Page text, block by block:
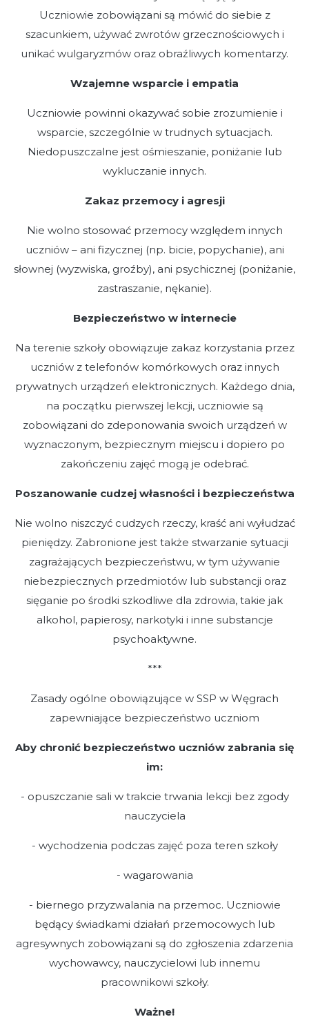
Uczniowie zobowiązani są mówić do siebie z
szacunkiem, używać zwrotów grzecznościowych i
unikać wulgaryzmów oraz obraźliwych komentarzy.
Wzajemne wsparcie i empatia
Uczniowie powinni okazywać sobie zrozumienie i
wsparcie, szczególnie w trudnych sytuacjach.
Niedopuszczalne jest ośmieszanie, poniżanie lub
wykluczanie innych.
Zakaz przemocy i agresji
Nie wolno stosować przemocy względem innych
uczniów – ani fizycznej (np. bicie, popychanie), ani
słownej (wyzwiska, groźby), ani psychicznej (poniżanie,
zastraszanie, nękanie).
Bezpieczeństwo w internecie
Na terenie szkoły obowiązuje zakaz korzystania przez
uczniów z telefonów komórkowych oraz innych
prywatnych urządzeń elektronicznych. Każdego dnia,
na początku pierwszej lekcji, uczniowie są
zobowiązani do zdeponowania swoich urządzeń w
wyznaczonym, bezpiecznym miejscu i dopiero po
zakończeniu zajęć mogą je odebrać.
Poszanowanie cudzej własności i bezpieczeństwa
Nie wolno niszczyć cudzych rzeczy, kraść ani wyłudzać
pieniędzy. Zabronione jest także stwarzanie sytuacji
zagrażających bezpieczeństwu, w tym używanie
niebezpiecznych przedmiotów lub substancji oraz
sięganie po środki szkodliwe dla zdrowia, takie jak
alkohol, papierosy, narkotyki i inne substancje
psychoaktywne.
***
Zasady ogólne obowiązujące w SSP w Węgrach
zapewniające bezpieczeństwo uczniom
Aby chronić bezpieczeństwo uczniów zabrania się
im:
- opuszczanie sali w trakcie trwania lekcji bez zgody
nauczyciela
- wychodzenia podczas zajęć poza teren szkoły
- wagarowania
- biernego przyzwalania na przemoc. Uczniowie
będący świadkami działań przemocowych lub
agresywnych zobowiązani są do zgłoszenia zdarzenia
wychowawcy, nauczycielowi lub innemu
pracownikowi szkoły.
Ważne!